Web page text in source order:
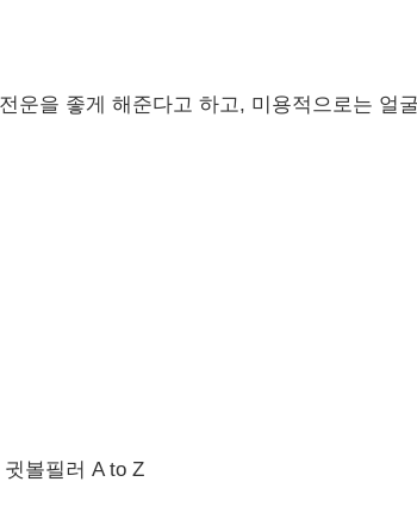
운을 좋게 해준다고 하고, 미용적으로는 얼
볼필러 A to Z